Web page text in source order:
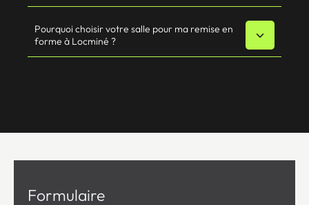
Pourquoi choisir votre salle pour ma remise en
forme à Locminé ?
Formulaire